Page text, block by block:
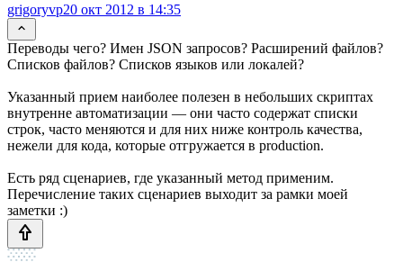
grigoryvp20 окт 2012 в 14:35
Переводы чего? Имен JSON запросов? Расширений файлов?
Списков файлов? Списков языков или локалей?
Указанный прием наиболее полезен в небольших скриптах
внутренне автоматизации — они часто содержат списки
строк, часто меняются и для них ниже контроль качества,
нежели для кода, которые отгружается в production.
Есть ряд сценариев, где указанный метод применим.
Перечисление таких сценариев выходит за рамки моей
заметки :)